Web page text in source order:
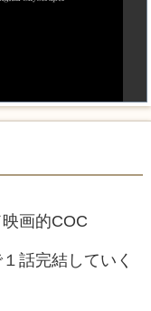
画的COC
話完結していく